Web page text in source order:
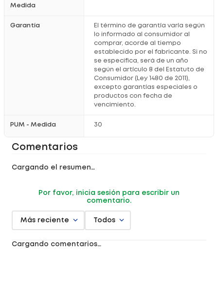
Medida
Garantía
El término de garantía varía según
lo informado al consumidor al
comprar, acorde al tiempo
establecido por el fabricante. Si no
se especifica, será de un año
según el artículo 8 del Estatuto de
Consumidor (Ley 1480 de 2011),
excepto garantías especiales o
productos con fecha de
vencimiento.
PUM - Medida 30
Comentarios
Cargando el resumen…
Por favor, inicia sesión para escribir un
comentario.
Más reciente Todos
Cargando comentarios…